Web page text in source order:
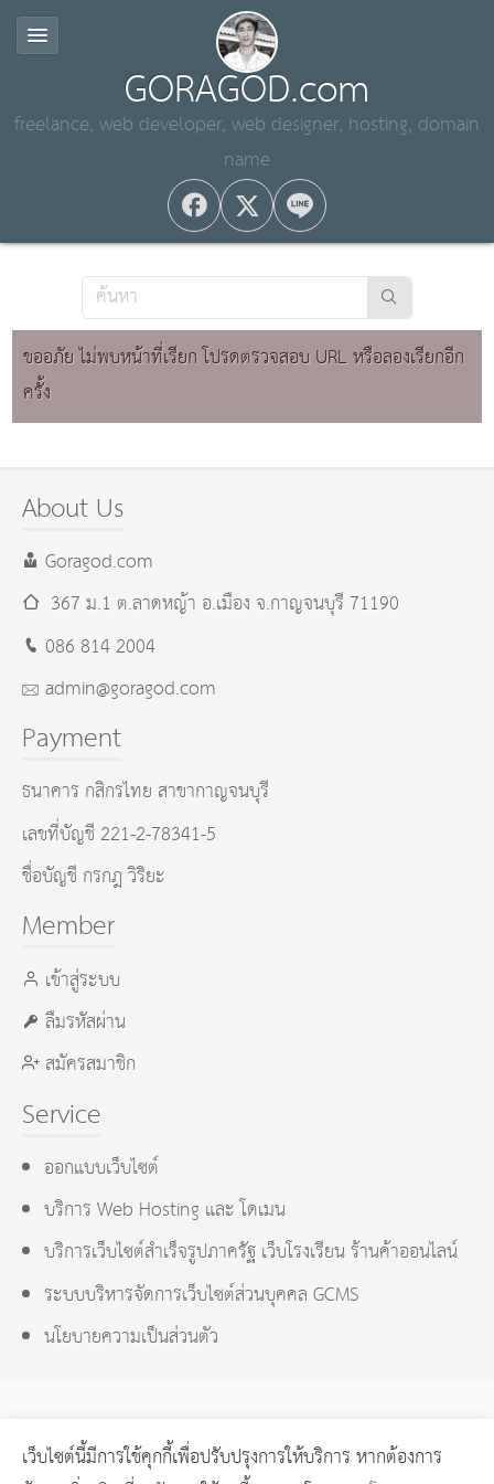
GORAGOD.com
freelance, web developer, web designer, hosting, domain
name
ขออภัย ไม่พบหน้าที่เรียก โปรดตรวจสอบ URL หรือลองเรียกอีก
ครั้ง
About Us
Goragod.com
367 ม.1 ต.ลาดหญ้า อ.เมืองจ.กาญจนบุรี 71190
086 814 2004
admin@goragod.com
Payment
ธนาคาร กสิกรไทย สาขากาญจนบุรี
เลขที่บัญชี 221-2-78341-5
ชื่อบัญชี กรกฎ วิริยะ
Member
เข้าสู่ระบบ
ลืมรหัสผ่าน
สมัครสมาชิก
Service
ออกแบบเว็บไซต์
บริการ Web Hosting และ โดเมน
บริการเว็บไซต์สำเร็จรูปภาครัฐ เว็บโรงเรียน ร้านค้าออนไลน์
ระบบบริหารจัดการเว็บไซต์ส่วนบุคคล GCMS
นโยบายความเป็นส่วนตัว
GCMS Version 14.0.1 designed byKOTCHASAN.compage
เว็บไซต์นี้มีการใช้คุกกี้เพื่อปรับปรุงการให้บริการ หากต้องการ